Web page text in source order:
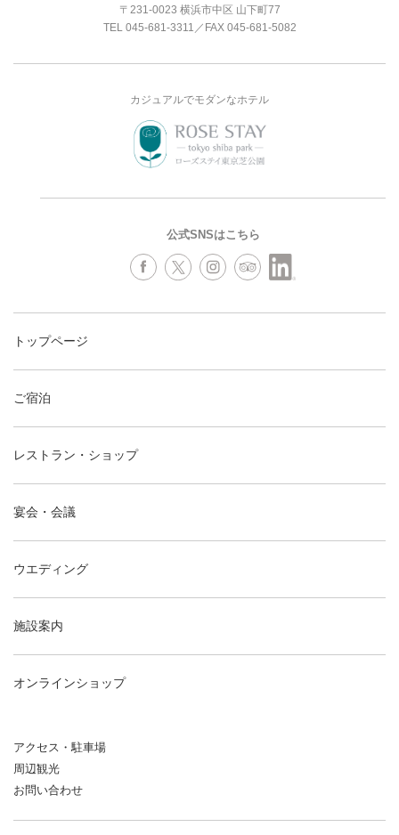
〒231-0023 横浜市中区 山下町77
TEL 045-681-3311 ／FAX 045-681-5082
カジュアルでモダンなホテル
公式SNSはこちら
トップページ
ご宿泊
レストラン・ショップ
宴会・会議
ウエディング
施設案内
オンラインショップ
アクセス・駐車場
周辺観光
お問い合わせ